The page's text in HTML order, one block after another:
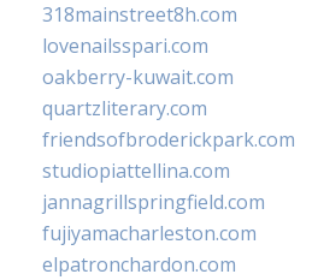
318mainstreet8h.com
lovenailsspari.com
oakberry-kuwait.com
quartzliterary.com
friendsofbroderickpark.com
studiopiattellina.com
jannagrillspringfield.com
fujiyamacharleston.com
elpatronchardon.com